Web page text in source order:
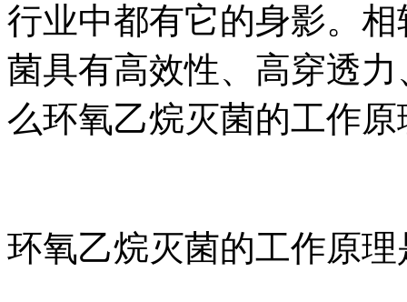
行业中都有它的身影。
菌具有高效性、高穿透
么环氧乙烷灭菌的工作
环氧乙烷灭菌的工作原